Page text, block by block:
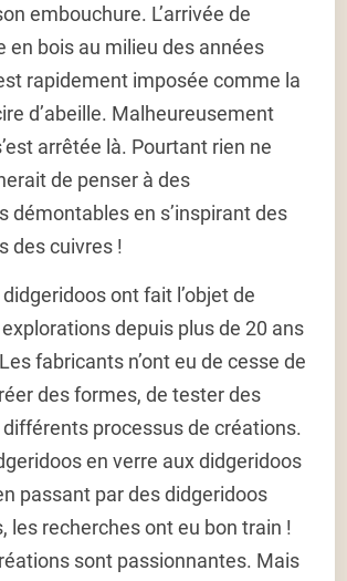
embouchure. L’arrivée de
en bois au milieu des années
rapidement imposée comme la
d’abeille. Malheureusement
arrêtée là. Pourtant rien ne
de penser à des
démontables en s’inspirant des
des cuivres !
ont fait l’objet de
depuis plus de 20 ans
fabricants n’ont eu de cesse de
des formes, de tester des
processus de créations.
en verre aux didgeridoos
passant par des didgeridoos
les recherches ont eu bon train !
sont passionnantes. Mais